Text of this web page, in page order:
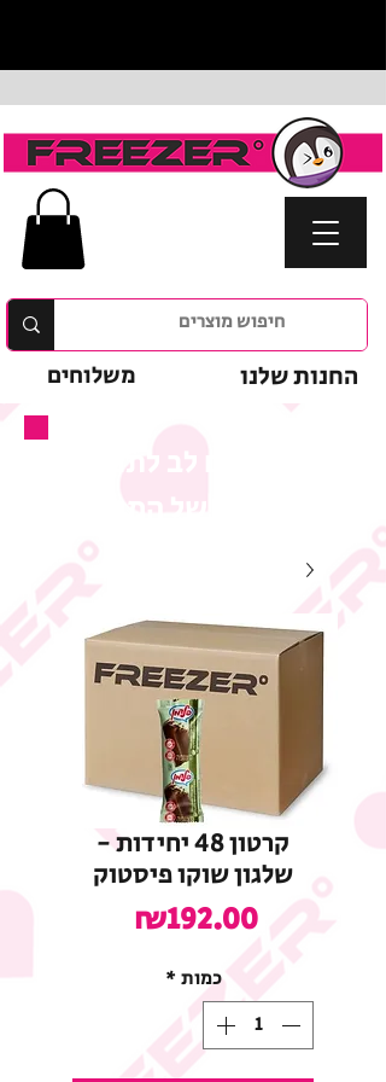
החנות שלנו משלוחים
המבצע של המוצר
קרטון 48 יחידות -
שלגון שוקו פיסטוק
₪192.00
כמות *